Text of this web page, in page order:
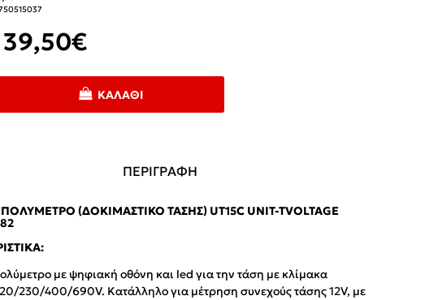
39,50€
ΚΑΛΆΘΙ
ΠΕΡΙΓΡΑΦΗ
(ΔΟΚΙΜΑΣΤΙΚΌ ΤΆΣΗΣ) UT15C UNIT-TVOLTAGE
με ψηφιακή οθόνη και led για την τάση με κλίμακα
230/400/690V. Κατάλληλο για μέτρηση συνεχούς τάσης 12V, με